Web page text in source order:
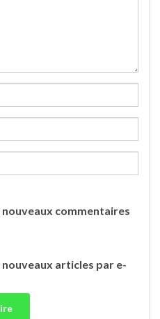
commentaires
articles par e-